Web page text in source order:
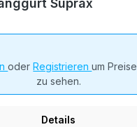
Suprax
oderRegistrierenum Preise
zu sehen.
Details